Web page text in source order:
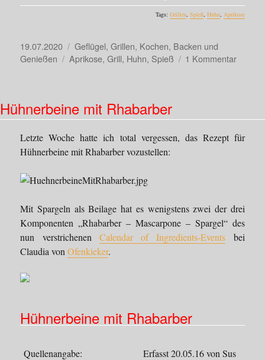
Tags: Grillen, Spieß, Huhn, Aprikose
Veröffentlicht
am
19.07.2020 Kategorien
Geflügel, Grillen, Kochen, Backen und
Genießen
Schlagwörter
Aprikose, Grill, Huhn, Spieß 1 Kommentarzu
Hühnerbeine mit Rhabarber
Letzte Woche hatte ich total vergessen, das Rezept für
Hühnerbeine mit Rhabarber vozustellen:
Mit Spargeln als Beilage hat es wenigstens zwei der drei
Komponenten „Rhabarber – Mascarpone – Spargel“ des
nun verstrichenen Calendar of Ingredients-Events bei
Claudia vonOfenkieker.
Hühnerbeine mit Rhabarber
Quellenangabe: Erfasst 20.05.16 von Sus